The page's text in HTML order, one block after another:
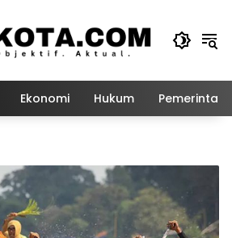
Ekonomi Hukum